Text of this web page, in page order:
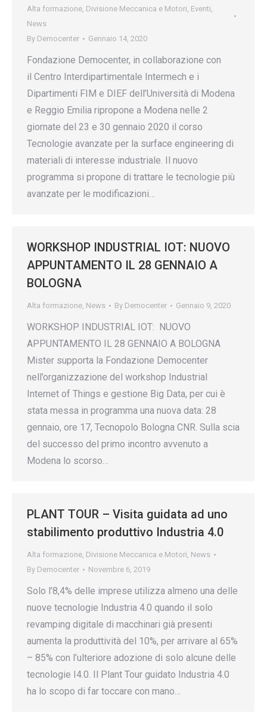
Alta formazione, Divisione Meccanica e Motori, Eventi,
News
By Democenter Gennaio 14, 2020
Fondazione Democenter, in collaborazione con
il Centro Interdipartimentale Intermech e i
Dipartimenti FIM e DIEF dell’Università di Modena
e Reggio Emilia ripropone a Modena nelle 2
giornate del 23 e 30 gennaio 2020 il corso
Tecnologie avanzate per la surface engineering di
materiali di interesse industriale. Il nuovo
programma si propone di trattare le tecnologie più
avanzate per le modificazioni…
WORKSHOP INDUSTRIAL IOT: NUOVO
APPUNTAMENTO IL 28 GENNAIO A
BOLOGNA
Alta formazione, News By Democenter Gennaio 9, 2020
WORKSHOP INDUSTRIAL IOT: NUOVO
APPUNTAMENTO IL 28 GENNAIO A BOLOGNA
Mister supporta la Fondazione Democenter
nell’organizzazione del workshop Industrial
Internet of Things e gestione Big Data, per cui è
stata messa in programma una nuova data: 28
gennaio, ore 17, Tecnopolo Bologna CNR. Sulla scia
del successo del primo incontro avvenuto a
Modena lo scorso…
PLANT TOUR – Visita guidata ad uno
stabilimento produttivo Industria 4.0
Alta formazione, Divisione Meccanica e Motori, News
By Democenter Novembre 6, 2019
Solo l’8,4% delle imprese utilizza almeno una delle
nuove tecnologie Industria 4.0 quando il solo
revamping digitale di macchinari già presenti
aumenta la produttività del 10%, per arrivare al 65%
– 85% con l’ulteriore adozione di solo alcune delle
tecnologie I4.0. Il Plant Tour guidato Industria 4.0
ha lo scopo di far toccare con mano…